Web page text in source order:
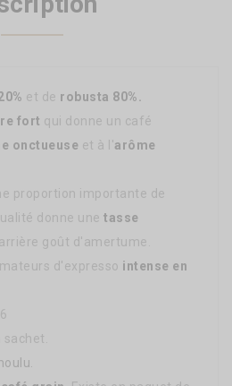
et de robusta 80%
fort qui donne un café
onctueuse et à l'arôme
proportion importante de
donne une tasse
goût d'amertume.
d'expresso intense en